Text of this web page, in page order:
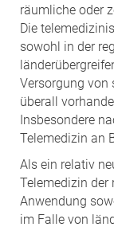
räumliche oder
Die
sowohl in der
Versorgung von
überall
Insbesondere
Telemedizin an
Als ein relativ
Telemedizin der
Anwendung
im Falle von